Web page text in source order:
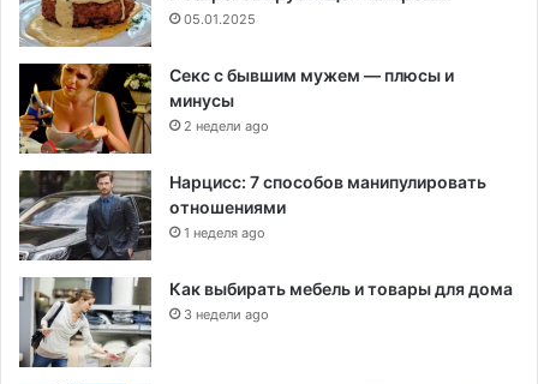
05.01.2025
Секс с бывшим мужем — плюсы и
минусы
2 недели ago
Нарцисс: 7 способов манипулировать
отношениями
1 неделя ago
Как выбирать мебель и товары для дома
3 недели ago